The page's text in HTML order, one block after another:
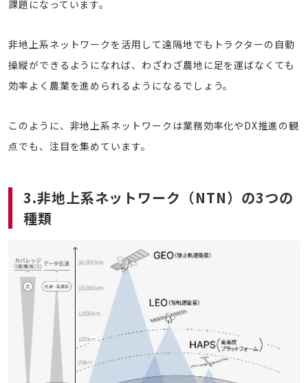
課題になっています。
非地上系ネットワークを活用して遠隔地でもトラクターの自動
操縦ができるようになれば、わざわざ農地に足を運ばなくても
効率よく農業を進められるようになるでしょう。
このように、非地上系ネットワークは業務効率化やDX推進の観
点でも、注目を集めています。
3.非地上系ネットワーク（NTN）の3つの
種類